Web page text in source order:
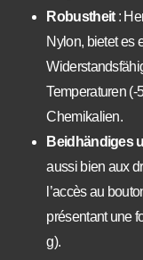
Robustheit:
Nylon, bietet es
Temperaturen (-
Chemikalien.
Beidhändiges
aussi bien aux
l’accès au
présentant une
g).